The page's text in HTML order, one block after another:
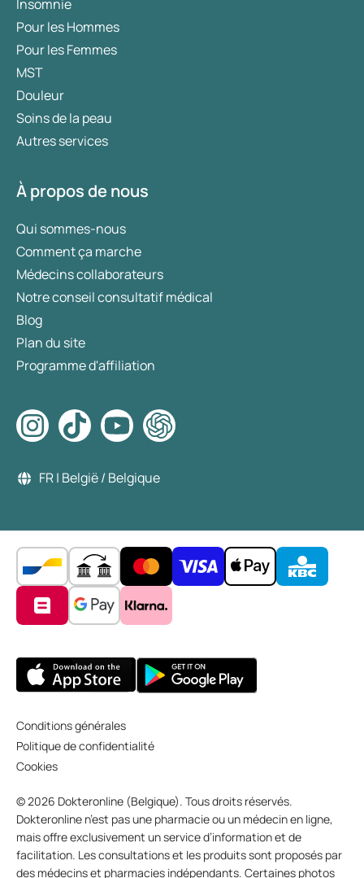
Insomnie
Pour les Hommes
Pour les Femmes
MST
Douleur
Soins de la peau
Autres services
À propos de nous
Qui sommes-nous
Comment ça marche
Médecins collaborateurs
Notre conseil consultatif médical
Blog
Plan du site
Programme d'affiliation
FR | België / Belgique
Conditions générales
Politique de confidentialité
Cookies
© 2026 Dokteronline (Belgique). Tous droits réservés.
Dokteronline n’est pas une pharmacie ou un médecin en ligne,
mais offre exclusivement un service d’information et de
facilitation. Les consultations et les produits sont proposés par
des médecins et pharmacies indépendants. Certaines photos